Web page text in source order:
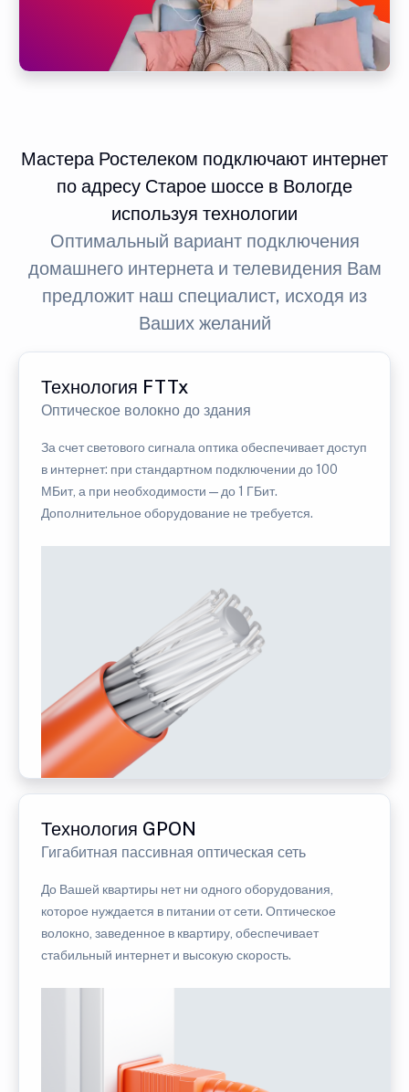
Мастера Ростелеком подключают интернет
по адресу Старое шоссе в Вологде
используя технологии
Оптимальный вариант подключения
домашнего интернета и телевидения Вам
предложит наш специалист, исходя из
Ваших желаний
Технология FTTx
Оптическое волокно до здания
За счет светового сигнала оптика обеспечивает доступ
в интернет: при стандартном подключении до 100
МБит, а при необходимости — до 1 ГБит.
Дополнительное оборудование не требуется.
Технология GPON
Гигабитная пассивная оптическая сеть
До Вашей квартиры нет ни одного оборудования,
которое нуждается в питании от сети. Оптическое
волокно, заведенное в квартиру, обеспечивает
стабильный интернет и высокую скорость.